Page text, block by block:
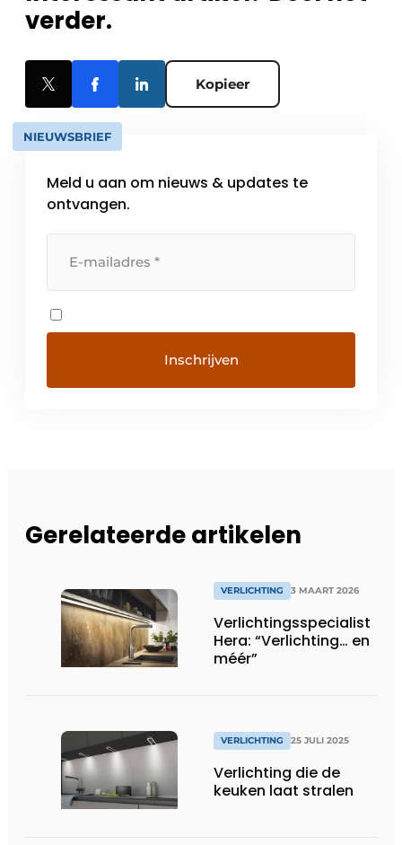
verder.
Kopieer
NIEUWSBRIEF
Meld u aan om nieuws & updates te
ontvangen.
Gerelateerde artikelen
VERLICHTING 3 MAART 2026
Verlichtingsspecialist
Hera: “Verlichting… en
méér”
VERLICHTING 25 JULI 2025
Verlichting die de
keuken laat stralen